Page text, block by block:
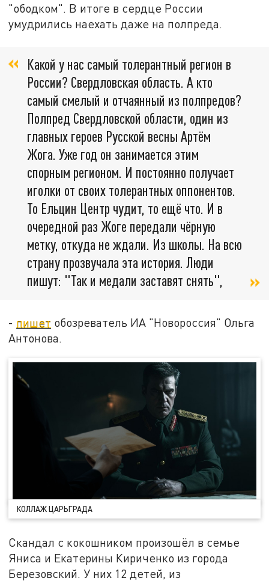
"ободком". В итоге в сердце России
умудрились наехать даже на полпреда.
Какой у нас самый толерантный регион в
России? Свердловская область. А кто
самый смелый и отчаянный из полпредов?
Полпред Свердловской области, один из
главных героев Русской весны Артём
Жога. Уже год он занимается этим
спорным регионом. И постоянно получает
иголки от своих толерантных оппонентов.
То Ельцин Центр чудит, то ещё что. И в
очередной раз Жоге передали чёрную
метку, откуда не ждали. Из школы. На всю
страну прозвучала эта история. Люди
пишут: "Так и медали заставят снять",
- пишет обозреватель ИА "Новороссия" Ольга
Антонова.
КОЛЛАЖ ЦАРЬГРАДА
Скандал с кокошником произошёл в семье
Яниса и Екатерины Кириченко из города
Березовский. У них 12 детей, из